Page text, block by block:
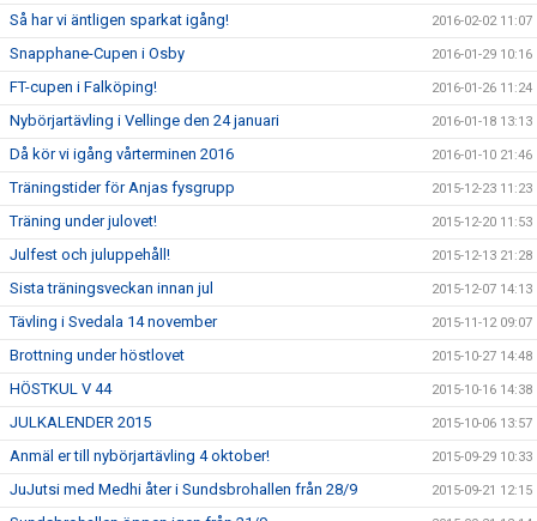
Så har vi äntligen sparkat igång! 2016-02-02 11:07
Snapphane-Cupen i Osby 2016-01-29 10:16
FT-cupen i Falköping! 2016-01-26 11:24
Nybörjartävling i Vellinge den 24 januari 2016-01-18 13:13
Då kör vi igång vårterminen 2016 2016-01-10 21:46
Träningstider för Anjas fysgrupp 2015-12-23 11:23
Träning under julovet! 2015-12-20 11:53
Julfest och juluppehåll! 2015-12-13 21:28
Sista träningsveckan innan jul 2015-12-07 14:13
Tävling i Svedala 14 november 2015-11-12 09:07
Brottning under höstlovet 2015-10-27 14:48
HÖSTKUL V 44 2015-10-16 14:38
JULKALENDER 2015 2015-10-06 13:57
Anmäl er till nybörjartävling 4 oktober! 2015-09-29 10:33
JuJutsi med Medhi åter i Sundsbrohallen från 28/9 2015-09-21 12:15